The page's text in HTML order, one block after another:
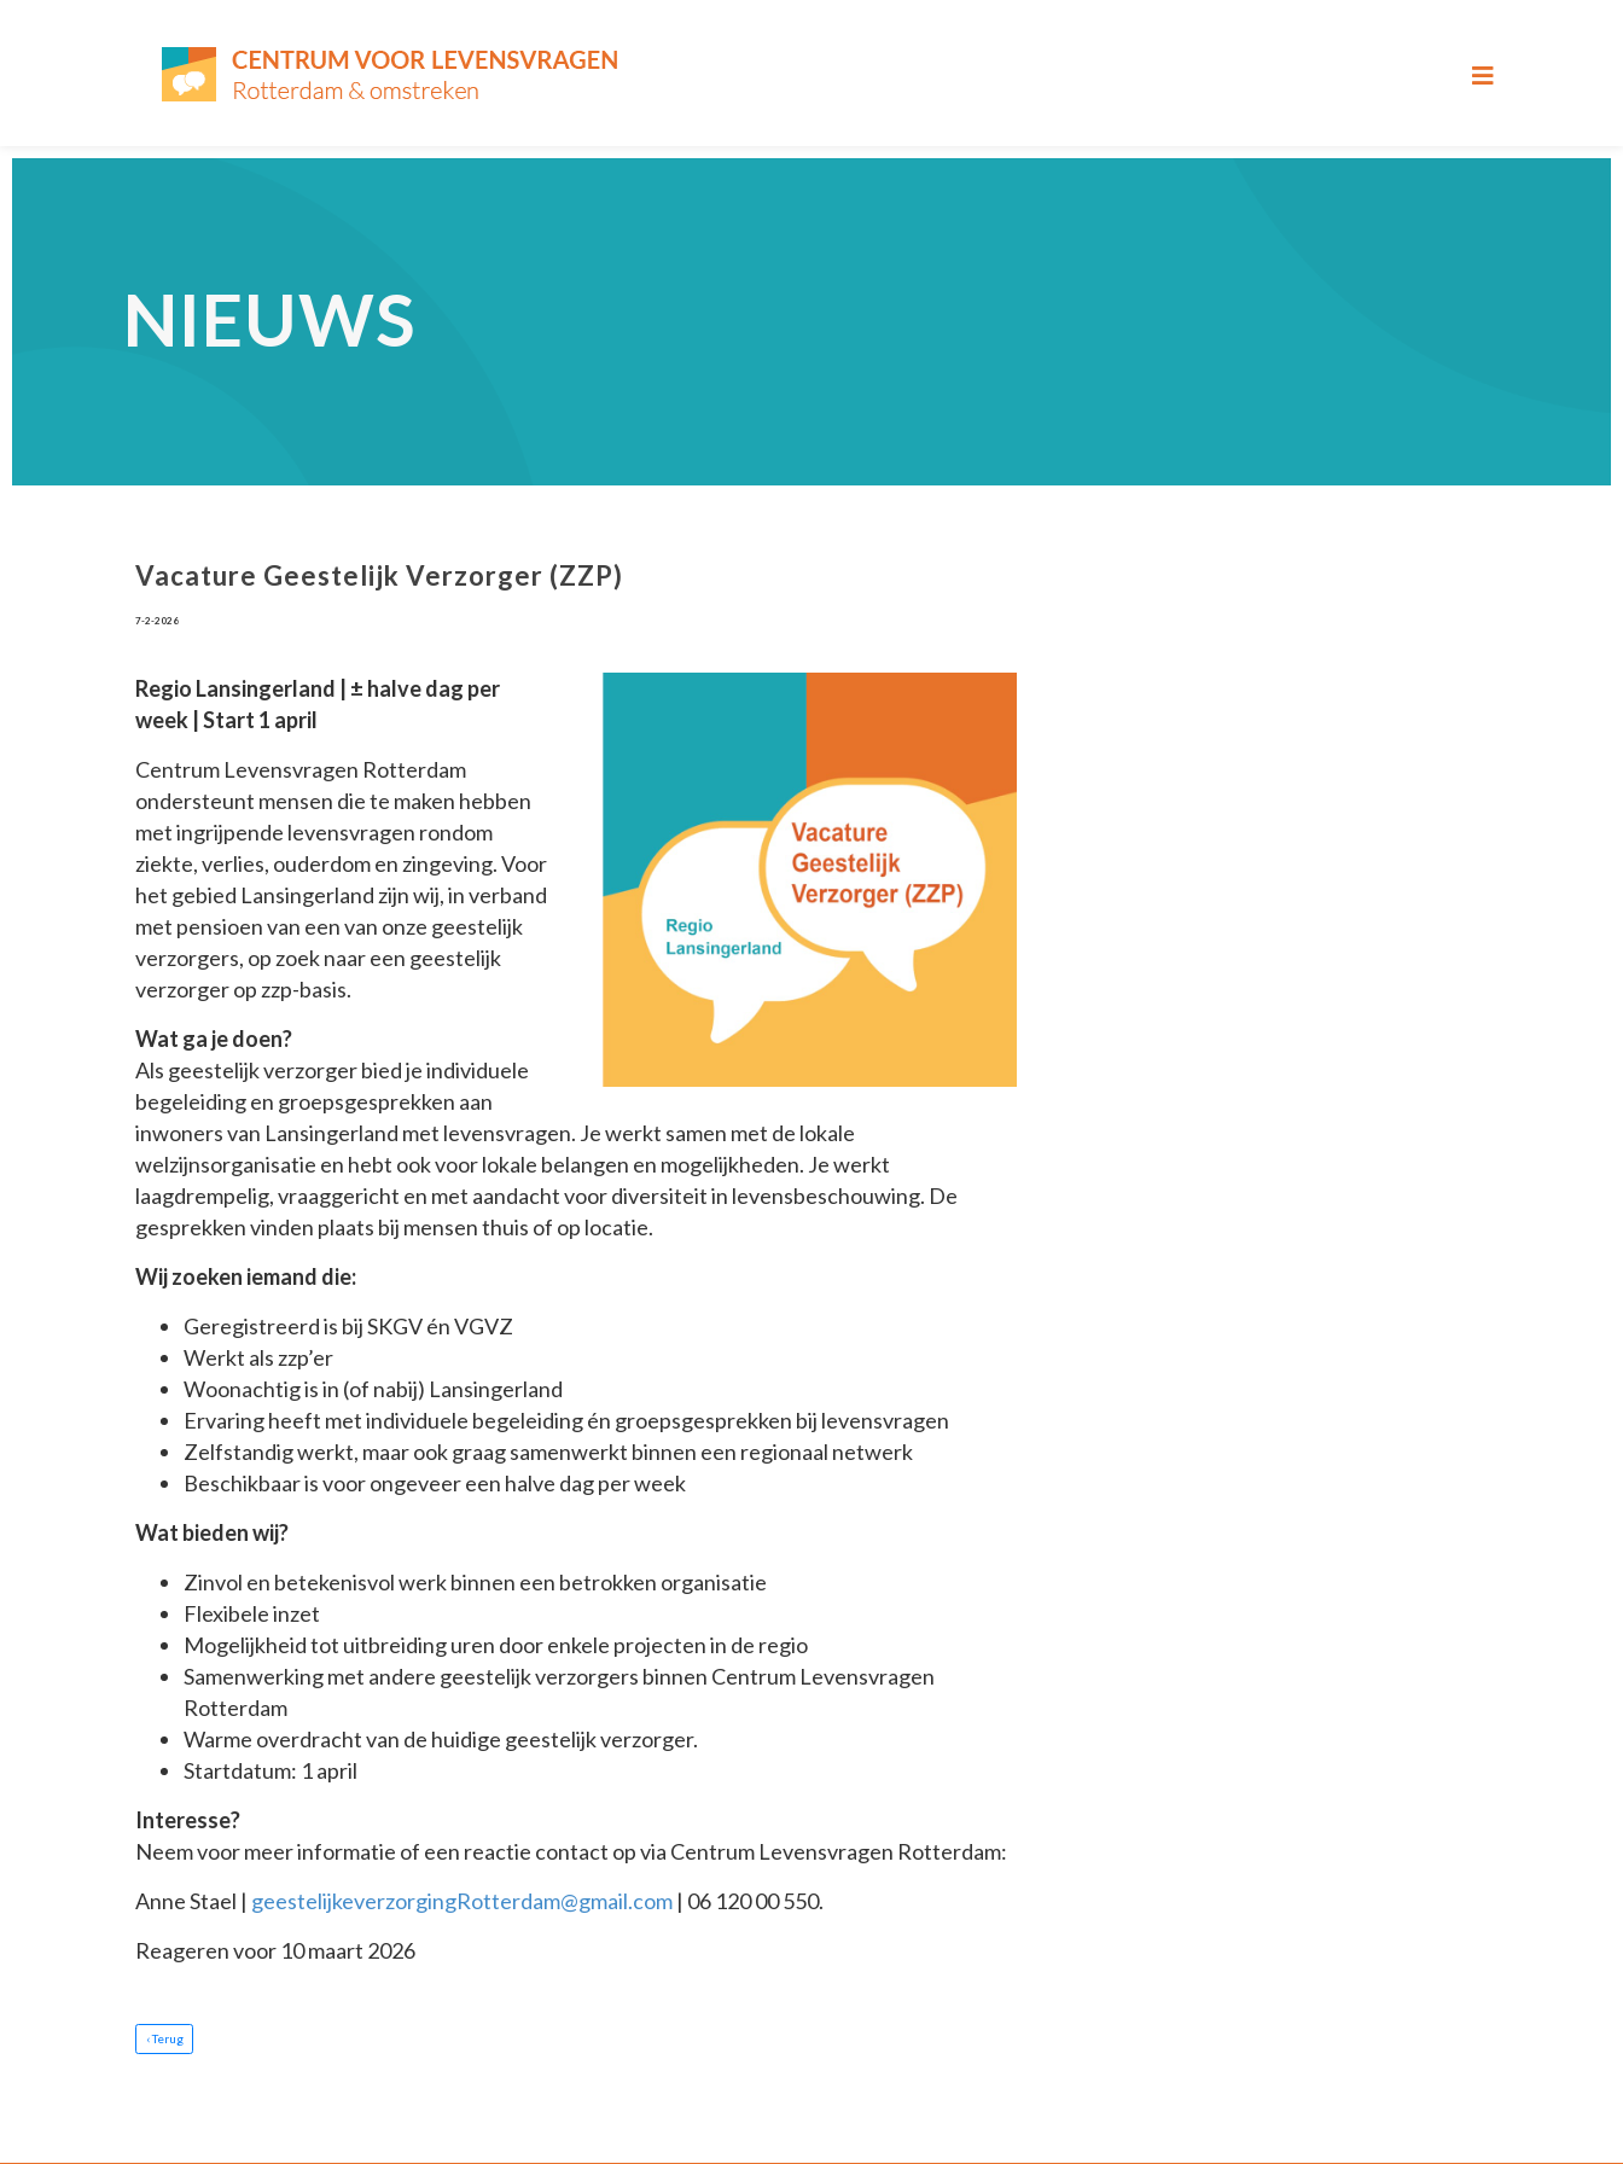
NIEUWS
Vacature Geestelijk Verzorger (ZZP)
7-2-2026
Regio Lansingerland | ± halve dag per
week | Start 1 april
Centrum Levensvragen Rotterdam
ondersteunt mensen die te maken hebben
met ingrijpende levensvragen rondom
ziekte, verlies, ouderdom en zingeving. Voor
het gebied Lansingerland zijn wij, in verband
met pensioen van een van onze geestelijk
verzorgers, op zoek naar een geestelijk
verzorger op zzp-basis.
Wat ga je doen?
Als geestelijk verzorger bied je individuele
begeleiding en groepsgesprekken aan
inwoners van Lansingerland met levensvragen. Je werkt samen met de lokale
welzijnsorganisatie en hebt ook voor lokale belangen en mogelijkheden. Je werkt
laagdrempelig, vraaggericht en met aandacht voor diversiteit in levensbeschouwing. De
gesprekken vinden plaats bij mensen thuis of op locatie.
Wij zoeken iemand die:
Geregistreerd is bij SKGV én VGVZ
Werkt als zzp’er
Woonachtig is in (of nabij) Lansingerland
Ervaring heeft met individuele begeleiding én groepsgesprekken bij levensvragen
Zelfstandig werkt, maar ook graag samenwerkt binnen een regionaal netwerk
Beschikbaar is voor ongeveer een halve dag per week
Wat bieden wij?
Zinvol en betekenisvol werk binnen een betrokken organisatie
Flexibele inzet
Mogelijkheid tot uitbreiding uren door enkele projecten in de regio
Samenwerking met andere geestelijk verzorgers binnen Centrum Levensvragen
Rotterdam
Warme overdracht van de huidige geestelijk verzorger.
Startdatum: 1 april
Interesse?
Neem voor meer informatie of een reactie contact op via Centrum Levensvragen Rotterdam:
Anne Stael | geestelijkeverzorgingRotterdam@gmail.com | 06 120 00 550.
Reageren voor 10 maart 2026
‹ Terug